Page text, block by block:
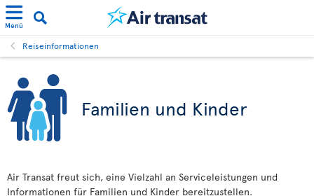
Menü
Reiseinformationen
Familien und Kinder
Air Transat freut sich, eine Vielzahl an Serviceleistungen und
Informationen für Familien und Kinder bereitzustellen.